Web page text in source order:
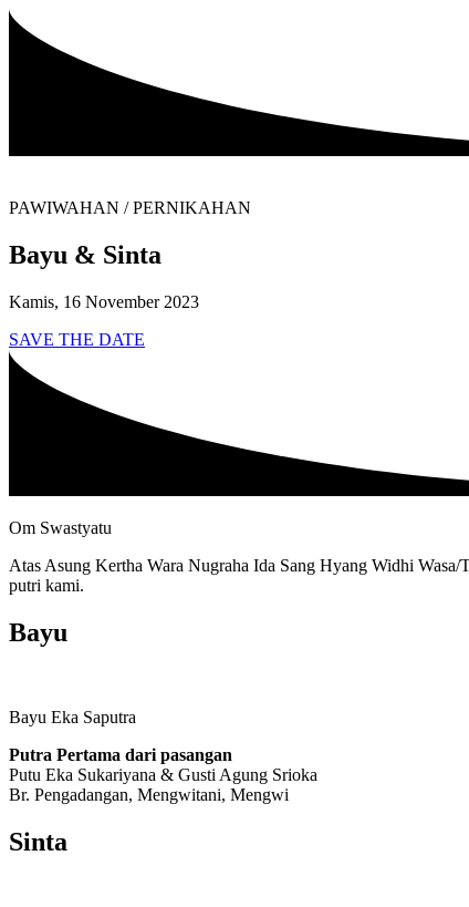
PAWIWAHAN / PERNIKAHAN
Bayu & Sinta
Kamis, 16 November 2023
SAVE THE DATE
Om Swastyatu
Atas Asung Kertha Wara Nugraha Ida Sang Hyang Widhi Wasa/
putri kami.
Bayu
Bayu Eka Saputra
Putra Pertama dari pasangan
Putu Eka Sukariyana & Gusti Agung Srioka
Br. Pengadangan, Mengwitani, Mengwi
Sinta